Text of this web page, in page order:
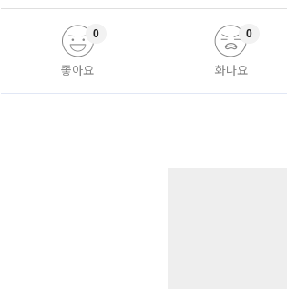
좋아요
0
화나요
0